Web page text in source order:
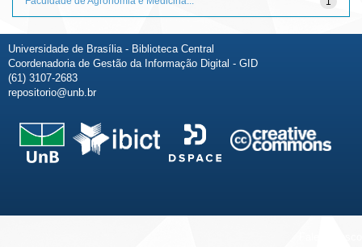
Universidade de Brasília - Biblioteca Central
Coordenadoria de Gestão da Informação Digital - GID
(61) 3107-2683
repositorio@unb.br